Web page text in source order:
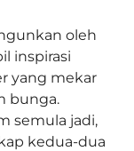
oleh
inspirasi
yang mekar
bunga.
semula jadi,
kedua-dua